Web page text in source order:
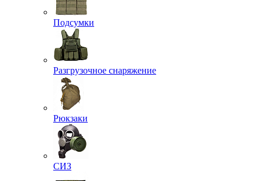
Подсумки
Разгрузочное снаряжение
Рюкзаки
СИЗ